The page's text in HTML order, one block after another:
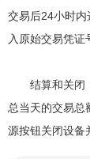
交易后24小时内
入原始交易凭证
结算和关闭：
总当天的交易总
源按钮关闭设备